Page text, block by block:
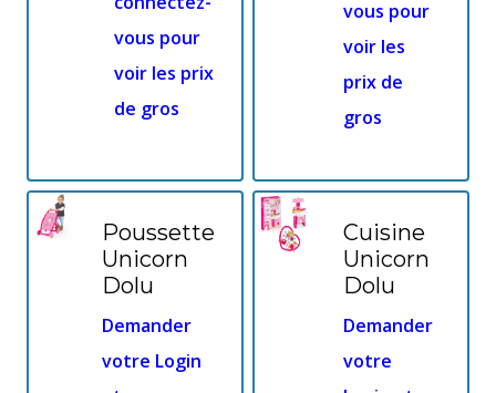
vous pour
voir les prix
de gros
vous pour
voir les
prix de
gros
Poussette
Unicorn
Dolu
Demander
votre Login
Cuisine
Unicorn
Dolu
Demander
votre